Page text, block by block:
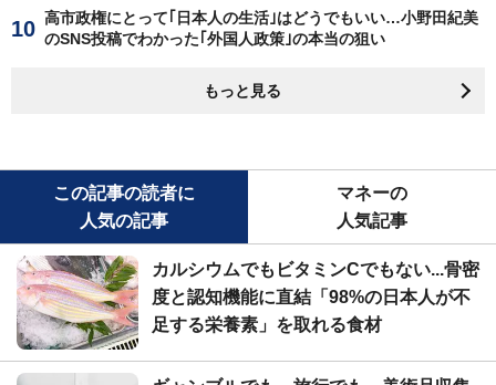
高市政権にとって｢日本人の生活｣はどうでもいい…小野田紀美
のSNS投稿でわかった｢外国人政策｣の本当の狙い
もっと見る
この記事の読者に
人気の記事
マネーの
人気記事
カルシウムでもビタミンCでもない...骨密
度と認知機能に直結「98%の日本人が不
足する栄養素」を取れる食材